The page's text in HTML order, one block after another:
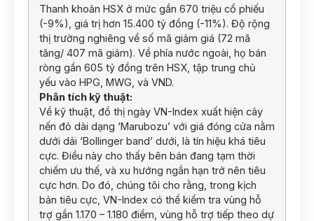
Thanh khoản HSX ở mức gần 670 triệu cổ phiếu
(-9%), giá trị hơn 15.400 tỷ đồng (-11%). Độ rộng
thị trường nghiêng về số mã giảm giá (72 mã
tăng/ 407 mã giảm). Về phía nước ngoài, họ bán
ròng gần 605 tỷ đồng trên HSX, tập trung chủ
yếu vào HPG, MWG, và VND.
Phân tích kỹ thuật:
Về kỹ thuật, đồ thị ngày VN-Index xuất hiện cây
nến đỏ dài dạng ‘Marubozu’ với giá đóng cửa nằm
dưới dải ‘Bollinger band’ dưới, là tín hiệu khá tiêu
cực. Điều này cho thấy bên bán đang tạm thời
chiếm ưu thế, và xu hướng ngắn hạn trở nên tiêu
cực hơn. Do đó, chúng tôi cho rằng, trong kịch
bản tiêu cực, VN-Index có thể kiểm tra vùng hỗ
trợ gần 1.170 – 1.180 điểm, vùng hỗ trợ tiếp theo dự